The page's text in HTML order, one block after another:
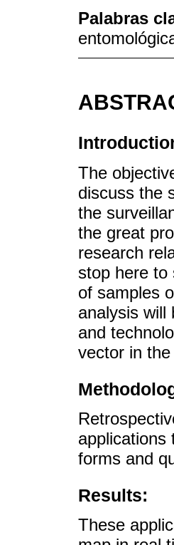
Palabras
The
discuss the
the
the great
research
stop here to
of samples
analysis will
and
vector in
applications
forms and
Results:
These